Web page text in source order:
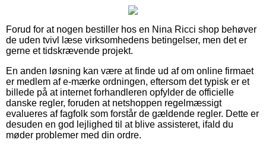
Forud for at nogen bestiller hos en Nina Ricci shop behøver
de uden tvivl læse virksomhedens betingelser, men det er
gerne et tidskrævende projekt.
En anden løsning kan være at finde ud af om online firmaet
er medlem af e-mærke ordningen, eftersom det typisk er et
billede på at internet forhandleren opfylder de officielle
danske regler, foruden at netshoppen regelmæssigt
evalueres af fagfolk som forstår de gældende regler. Dette er
desuden en god lejlighed til at blive assisteret, ifald du
møder problemer med din ordre.